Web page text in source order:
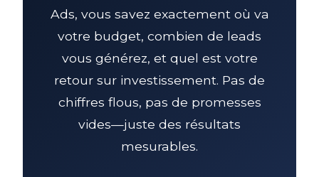
Ads, vous savez exactement où va
votre budget, combien de leads
vous générez, et quel est votre
retour sur investissement. Pas de
chiffres flous, pas de promesses
vides—juste des résultats
mesurables.